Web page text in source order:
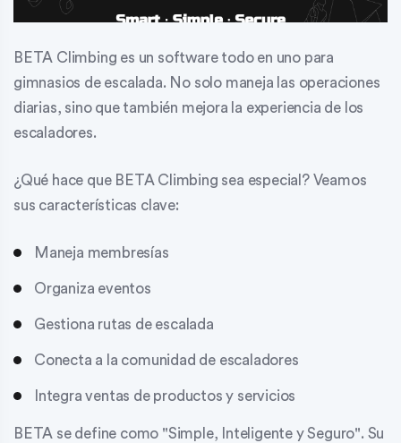
BETA Climbing es un software todo en uno para
gimnasios de escalada. No solo maneja las operaciones
diarias, sino que también mejora la experiencia de los
escaladores.
¿Qué hace que BETA Climbing sea especial? Veamos
sus características clave:
Maneja membresías
Organiza eventos
Gestiona rutas de escalada
Conecta a la comunidad de escaladores
Integra ventas de productos y servicios
BETA se define como "Simple, Inteligente y Seguro". Su